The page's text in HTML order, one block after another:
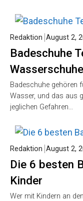
Badeschuhe
Wasserschuhe
Redaktion August 2,
Badeschuhe gehören
Wasser, und das aus
jeglichen Gefahren…
Die 6 besten
Kinder
Redaktion August 2,
Wer mit Kindern an